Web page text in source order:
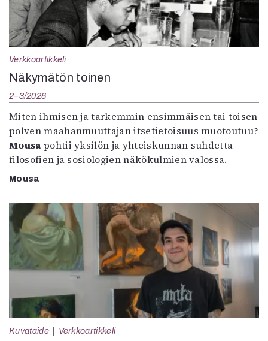
Verkkoartikkeli
Näkymätön toinen
2–3/2026
Miten ihmisen ja tarkemmin ensimmäisen tai toisen
polven maahanmuuttajan itsetietoisuus muotoutuu?
Mousa pohtii yksilön ja yhteiskunnan suhdetta
filosofien ja sosiologien näkökulmien valossa.
Mousa
Kuvataide Verkkoartikkeli